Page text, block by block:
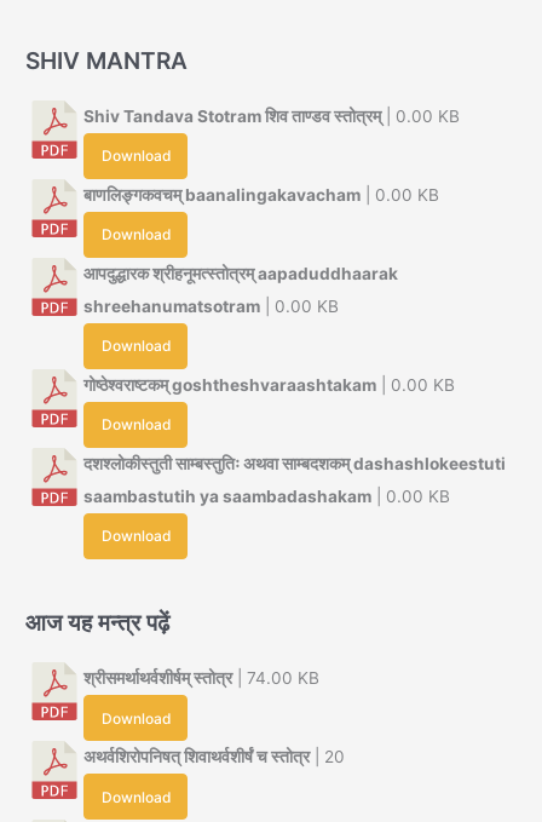
SHIV MANTRA
Shiv Tandava Stotram शिव ताण्डव स्तोत्रम्| 0.00 KB
Download
बाणलिङ्गकवचम् baanalingakavacham | 0.00 KB
Download
आपदुद्धारक श्रीहनूमत्स्तोत्रम् aapaduddhaarak
shreehanumatsotram | 0.00 KB
Download
गोष्ठेश्वराष्टकम् goshtheshvaraashtakam | 0.00 KB
Download
दशश्लोकीस्तुती साम्बस्तुतिः अथवा साम्बदशकम् dashashlokeestuti
saambastutih ya saambadashakam | 0.00 KB
Download
आज यह मन्त्र पढ़ें
श्रीसमर्थाथर्वशीर्षम् स्तोत्र| 74.00 KB
Download
अथर्वशिरोपनिषत् शिवाथर्वशीर्षं च स्तोत्र| 20
Download